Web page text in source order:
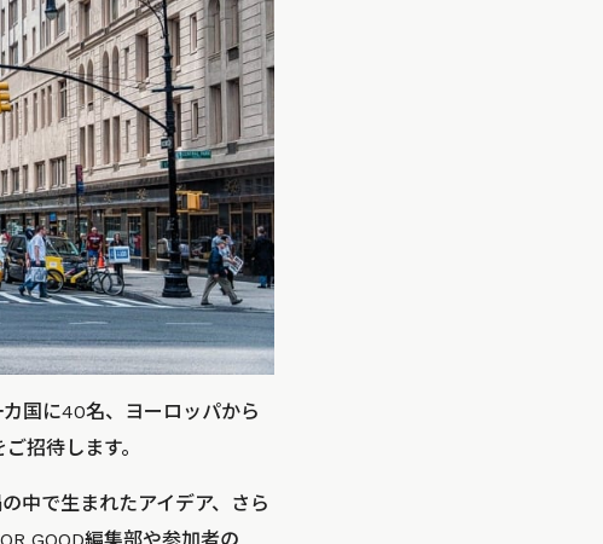
国に40名、ヨーロッパから
招待します。
中で生まれたアイデア、さら
GOOD編集部や参加者の